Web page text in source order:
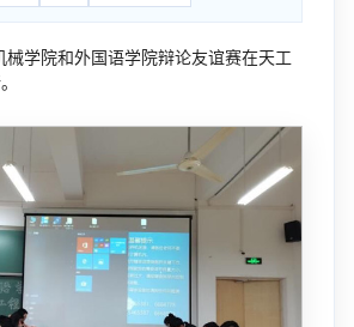
械学院和外国语学院辩论友谊赛在天工